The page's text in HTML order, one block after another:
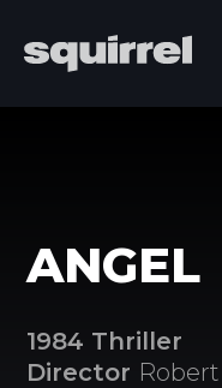
ANGEL
1984 Thriller
Director